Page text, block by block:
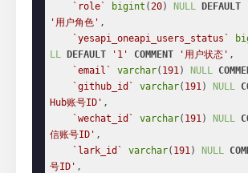
`role`
bigint (20) NULL DEFAULT
'用户角色' ,
`yesapi_oneapi_users_status`
LL
DEFAULT '1' COMMENT '用户状态' ,
`email`
varchar( 191) NULL
`github_id`
varchar( 191) NULL
Hub账号ID' ,
`wechat_id`
varchar( 191) NULL
信账号ID' ,
`lark_id`
varchar( 191) NULL
号ID' ,